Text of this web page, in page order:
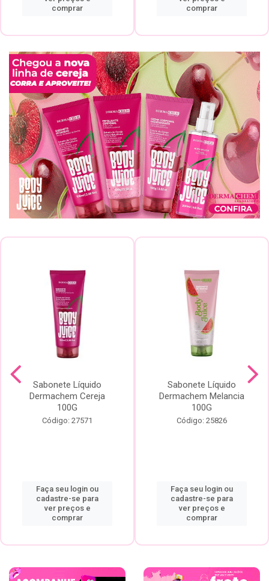
comprar
comprar
Sabonete Líquido
Dermachem Cereja
100G
Código: 27571
Faça seu login ou
cadastre-se para
ver preços e
comprar
Sabonete Líquido
Dermachem Melancia
100G
Código: 25826
Faça seu login ou
cadastre-se para
ver preços e
comprar